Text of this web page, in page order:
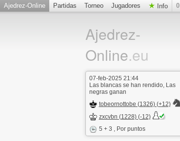
Ajedrez-Online Partidas Torneo Jugadores Info 0
Ajedrez-
Online.eu
07-feb-2025 21:44
Las blancas se han rendido, Las
negras ganan
tobeornottobe (1326) (+12)
zxcvbn (1228) (-12)
5 + 3 , Por puntos